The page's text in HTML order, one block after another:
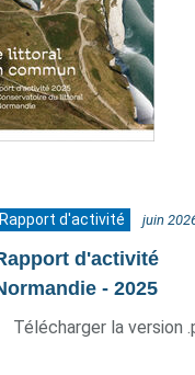
Rapport d'activité juin
d'activité
- 2025
Télécharger la version